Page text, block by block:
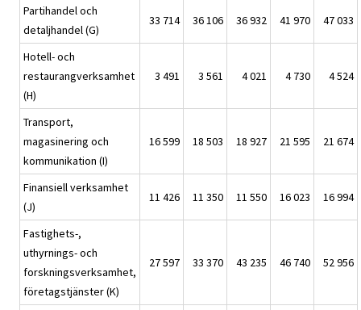
Partihandel och
detaljhandel (G)
33 714 36 106 36 932 41 970 47 033
Hotell- och
restaurangverksamhet
(H)
3 491 3 561 4 021 4 730 4 524
Transport,
magasinering och
kommunikation (I)
16 599 18 503 18 927 21 595 21 674
Finansiell verksamhet
(J)
11 426 11 350 11 550 16 023 16 994
Fastighets-,
uthyrnings- och
forskningsverksamhet,
företagstjänster (K)
27 597 33 370 43 235 46 740 52 956